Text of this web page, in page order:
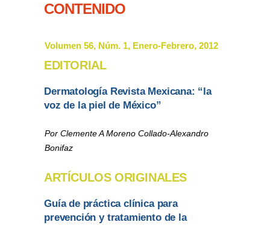
CONTENIDO
Volumen 56, Núm. 1, Enero-Febrero, 2012
EDITORIAL
Dermatología Revista Mexicana: “la
voz de la piel de México”
Por Clemente A Moreno Collado-Alexandro
Bonifaz
ARTÍCULOS ORIGINALES
Guía de práctica clínica para
prevención y tratamiento de la